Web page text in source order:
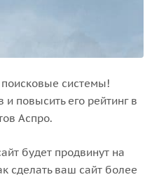
поисковые системы!
повысить его рейтинг в
Аспро.
будет продвинут на
сделать ваш сайт более